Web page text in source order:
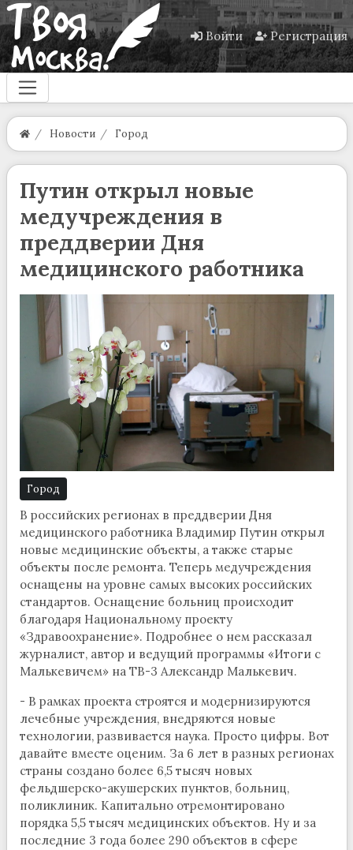
Войти Регистрация
Новости Город
Путин открыл новые
медучреждения в
преддверии Дня
медицинского работника
Город
В российских регионах в преддверии Дня
медицинского работника Владимир Путин открыл
новые медицинские объекты, а также старые
объекты после ремонта. Теперь медучреждения
оснащены на уровне самых высоких российских
стандартов. Оснащение больниц происходит
благодаря Национальному проекту
«Здравоохранение». Подробнее о нем рассказал
журналист, автор и ведущий программы «Итоги с
Малькевичем» на ТВ-3 Александр Малькевич.
- В рамках проекта строятся и модернизируются
лечебные учреждения, внедряются новые
технологии, развивается наука. Просто цифры. Вот
давайте вместе оценим. За 6 лет в разных регионах
страны создано более 6,5 тысяч новых
фельдшерско-акушерских пунктов, больниц,
поликлиник. Капитально отремонтировано
порядка 5,5 тысяч медицинских объектов. Ну и за
последние 3 года более 290 объектов в сфере